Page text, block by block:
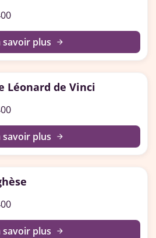
savoir plus arrow_forward
Léonard de Vinci
savoir plus arrow_forward
savoir plus arrow_forward